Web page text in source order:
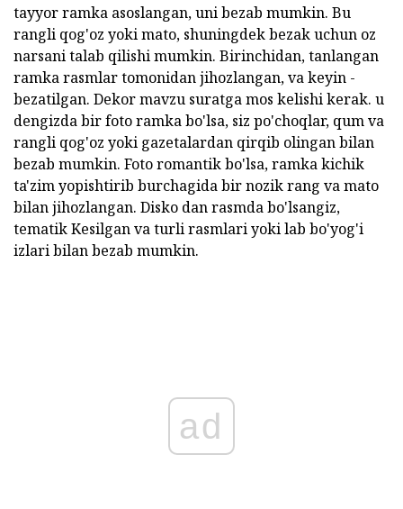
tayyor ramka asoslangan, uni bezab mumkin. Bu
rangli qog'oz yoki mato, shuningdek bezak uchun oz
narsani talab qilishi mumkin. Birinchidan, tanlangan
ramka rasmlar tomonidan jihozlangan, va keyin -
bezatilgan. Dekor mavzu suratga mos kelishi kerak. u
dengizda bir foto ramka bo'lsa, siz po'choqlar, qum va
rangli qog'oz yoki gazetalardan qirqib olingan bilan
bezab mumkin. Foto romantik bo'lsa, ramka kichik
ta'zim yopishtirib burchagida bir nozik rang va mato
bilan jihozlangan. Disko dan rasmda bo'lsangiz,
tematik Kesilgan va turli rasmlari yoki lab bo'yog'i
izlari bilan bezab mumkin.
ad